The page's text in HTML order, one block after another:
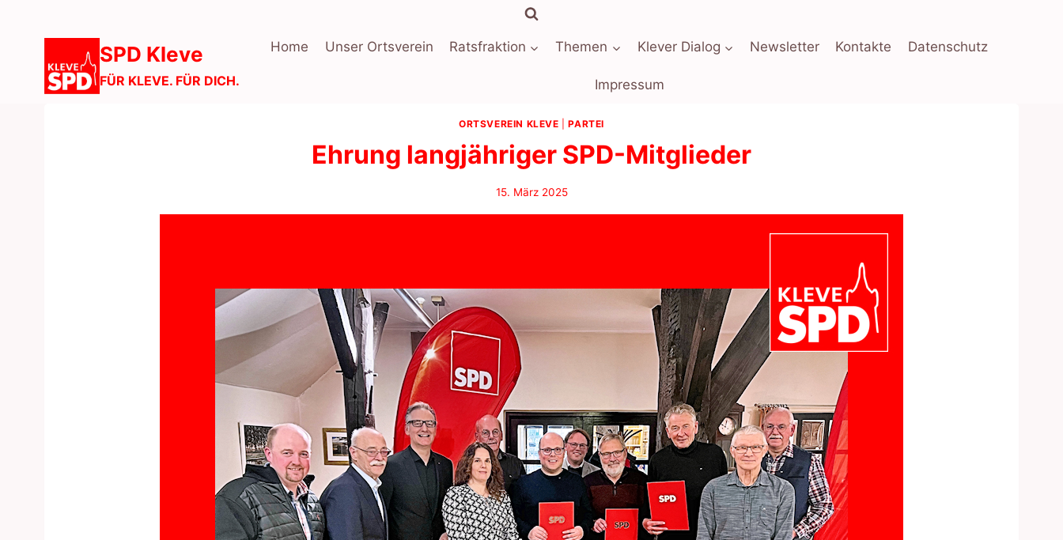
SPD Kleve
FÜR KLEVE. FÜR DICH.
Home Unser Ortsverein Ratsfraktion Themen Klever Dialog Newsletter Kontakte Datenschutz
Impressum
ORTSVEREIN KLEVE |PARTEI
Ehrung langjähriger SPD-Mitglieder
15. März 2025